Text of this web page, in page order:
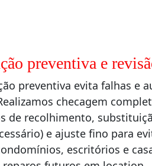
preventiva e
preventiva evita falhas e
checagem
de recolhimento,
e ajuste fino para
escritórios e